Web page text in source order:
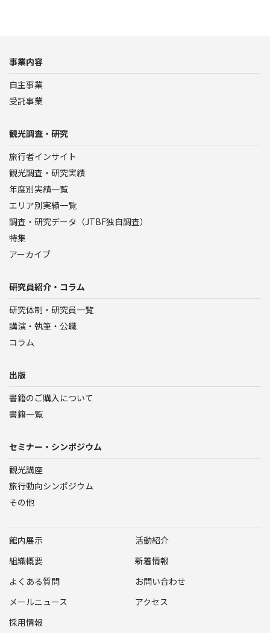
事業内容
自主事業
受託事業
観光調査・研究
旅行者インサイト
観光調査・研究実績
年度別実績一覧
エリア別実績一覧
調査・研究データ（JTBF独自調査）
特集
アーカイブ
研究員紹介・コラム
研究体制・研究員一覧
講演・執筆・公職
コラム
出版
書籍のご購入について
書籍一覧
セミナー・シンポジウム
観光講座
旅行動向シンポジウム
その他
館内展示
活動紹介
組織概要
新着情報
よくある質問
お問い合わせ
メールニュース
アクセス
採用情報